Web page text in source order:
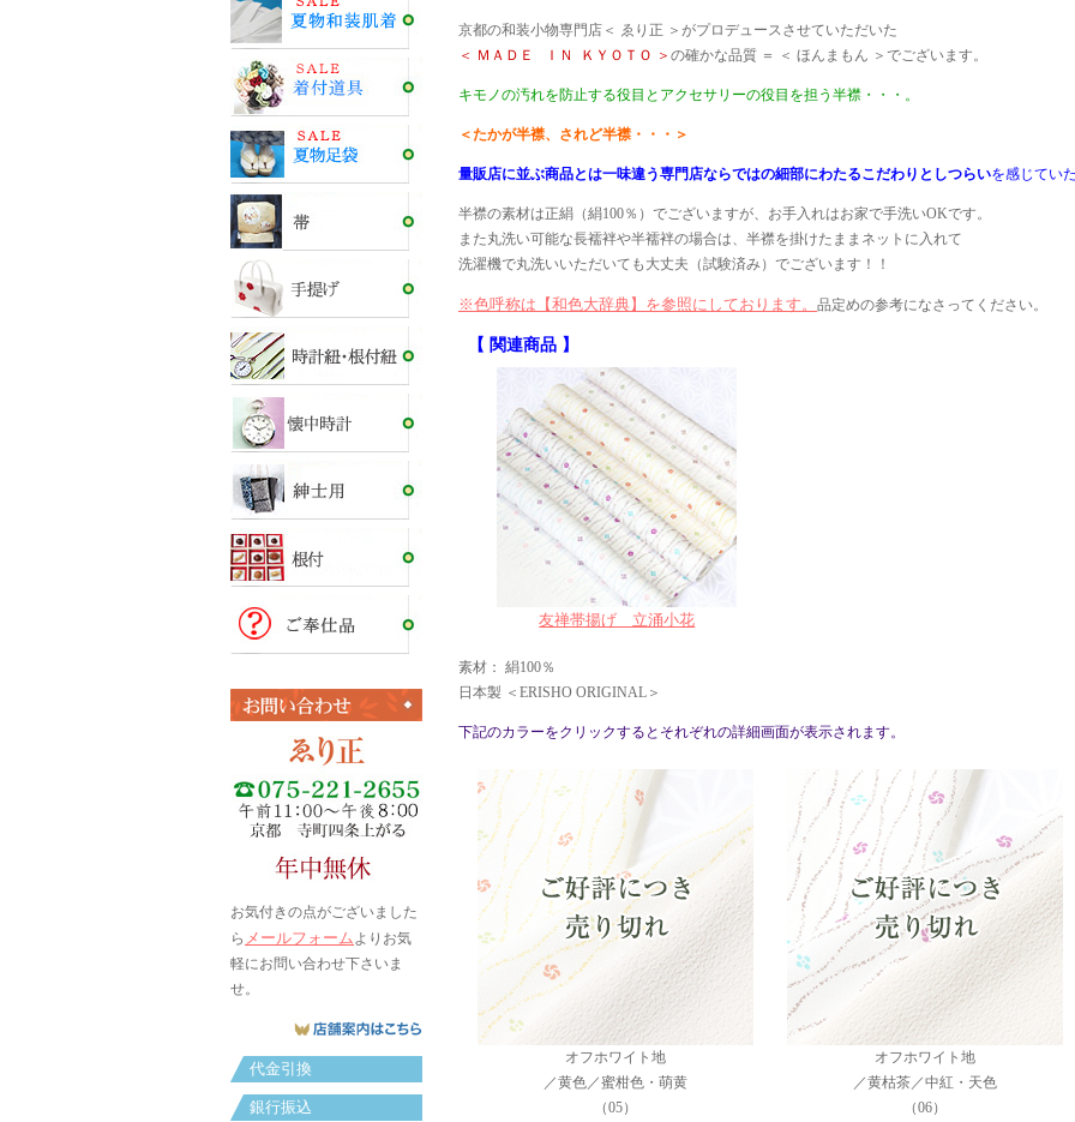
お気付きの点がございました
ら メールフォームよりお気
軽にお問い合わせ下さいま
せ。
代金引換
銀行振込
京都の和装小物専門店＜ ゑり正 ＞がプロデュースさせていただいた
＜ ＭＡＤＥ ＩＮ ＫＹＯＴＯ ＞ の確かな品質 ＝ ＜ ほんまもん ＞でございます。
キモノの汚れを防止する役目とアクセサリーの役目を担う半襟・・・。
＜たかが半襟、されど半襟・・・＞
量販店に並ぶ商品とは一味違う専門店ならではの細部にわたるこだわりとしつらいを感じてい
半襟の素材は正絹（絹100％）でございますが、お手入れはお家で手洗いOKです。
また丸洗い可能な長襦袢や半襦袢の場合は、半襟を掛けたままネットに入れて
洗濯機で丸洗いいただいても大丈夫（試験済み）でございます！！
※色呼称は【和色大辞典】を参照にしております。 品定めの参考になさってください。
【 関連商品 】
友禅帯揚げ 立涌小花
素材： 絹100％
日本製 ＜ERISHO ORIGINAL＞
下記のカラーをクリックするとそれぞれの詳細画面が表示されます。
オフホワイト地
／黄色／蜜柑色・萌黄
（05）
オフホワイト地
／黄枯茶／中紅・天色
（06）